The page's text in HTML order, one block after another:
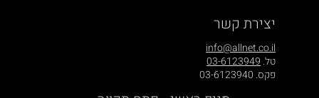
info@allnet.co.il
טל. 03-6123949
פקס. 03-6123940
יצירת קשר